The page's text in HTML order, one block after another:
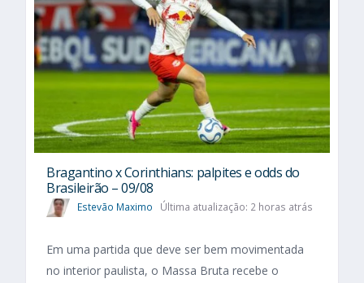
Bragantino x Corinthians: palpites e odds do
Brasileirão – 09/08
Estevão Maximo Última atualização: 2 horas atrás
Em uma partida que deve ser bem movimentada
no interior paulista, o Massa Bruta recebe o